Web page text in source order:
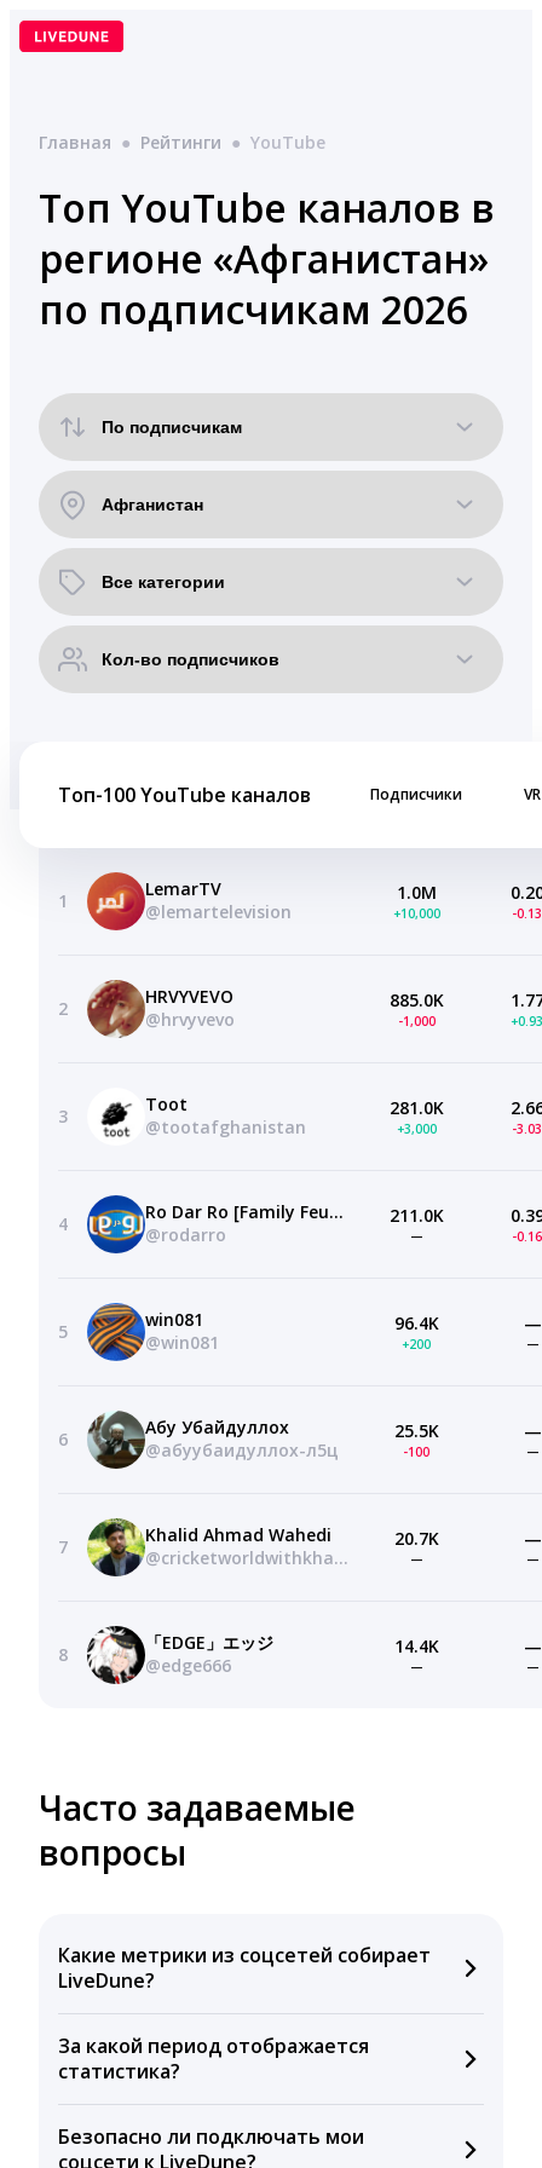
Перейти
Главная ● Рейтинги ● YouTube
Топ YouTube каналов в
регионе «Афганистан»
по подписчикам 2026
Топ-100 YouTube каналов Подписчики VR
1
LemarTV
@lemartelevision
1.0M
+10,000 -
2
HRVYVEVO
@hrvyvevo
885.0K
-1,000
3
Toot
@tootafghanistan
281.0K
+3,000 -
4
Ro Dar Ro [Family Feud Afghanistan]
@rodarro
211.0K
— -
5
win081
@win081
96.4K
+200
—
—
6
Абу Убайдуллох
@абуубаидуллох-л5ц
25.5K
-100
—
—
7
Khalid Ahmad Wahedi
@cricketworldwithkhalid
20.7K
—
—
—
8
「EDGE」エッジ
@edge666
14.4K
—
—
—
Часто задаваемые
вопросы
Какие метрики из соцсетей собирает
LiveDune?
комментариев, кликов, репостов, охватов и
динамике числа подписчиков. Рекомендуем время
За какой период отображается
статистика?
своим аккаунтам за 1 год при использовании
бесплатного пробного периода или при
Безопасно ли подключать мои
соцсети к LiveDune?